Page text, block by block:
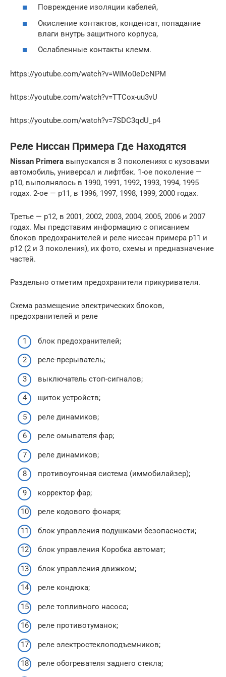
Повреждение изоляции кабелей,
Окисление контактов, конденсат, попадание
влаги внутрь защитного корпуса,
Ослабленные контакты клемм.
https://youtube.com/watch?v=WIMo0eDcNPM
https://youtube.com/watch?v=TTCox-uu3vU
https://youtube.com/watch?v=7SDC3qdU_p4
Реле Ниссан Примера Где Находятся
Nissan Primera выпускался в 3 поколениях с кузовами
автомобиль, универсал и лифтбэк. 1-ое поколение —
p10, выполнялось в 1990, 1991, 1992, 1993, 1994, 1995
годах. 2-ое — p11, в 1996, 1997, 1998, 1999, 2000 годах.
Третье — p12, в 2001, 2002, 2003, 2004, 2005, 2006 и 2007
годах. Мы представим информацию с описанием
блоков предохранителей и реле ниссан примера p11 и
p12 (2 и 3 поколения), их фото, схемы и предназначение
частей.
Раздельно отметим предохранители прикуривателя.
Схема размещение электрических блоков,
предохранителей и реле
блок предохранителей;
реле-прерыватель;
выключатель стоп-сигналов;
щиток устройств;
реле динамиков;
реле омывателя фар;
реле динамиков;
противоугонная система (иммобилайзер);
корректор фар;
реле кодового фонаря;
блок управления подушками безопасности;
блок управления Коробка автомат;
блок управления движком;
реле кондюка;
реле топливного насоса;
реле противотуманок;
реле электростеклоподъемников;
реле обогревателя заднего стекла;